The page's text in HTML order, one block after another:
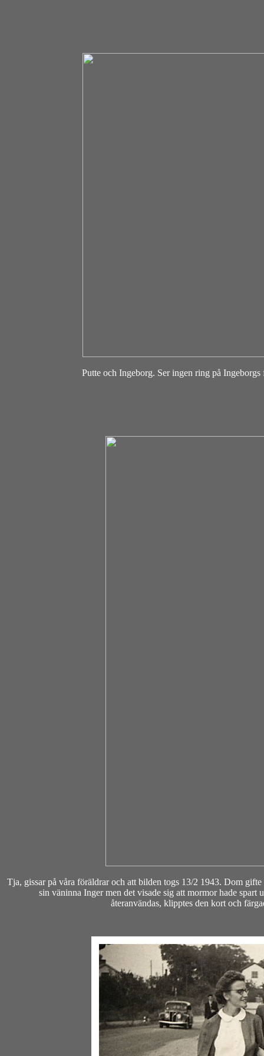
Putte och Ingeborg. Ser ingen ring på
Tja, gissar på våra föräldrar och att bilden togs 13/2 1943. Dom
sin väninna Inger men det visade sig att mormor hade
återanvändas, klipptes den kort och